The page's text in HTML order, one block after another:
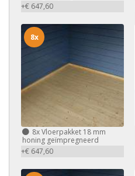
+€ 647,60
8xVloerpakket 18 mm
honing geïmpregneerd
+€ 647,60
8x